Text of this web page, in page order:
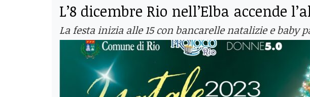
L’8 dicembre Rio nell’Elba accende
La festa inizia alle 15 con bancarelle natalizie e baby